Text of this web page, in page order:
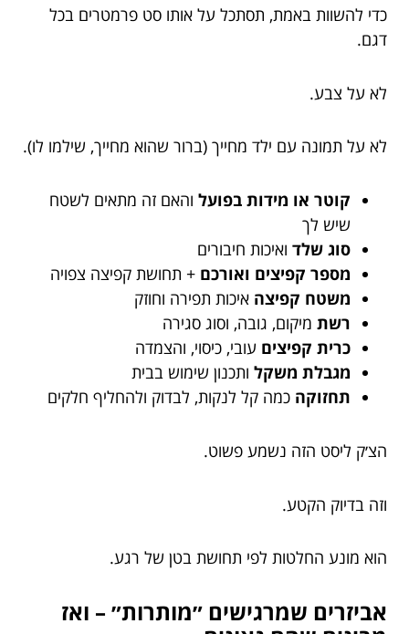
כדי להשוות באמת, תסתכל על אותו סט פרמטרים בכל
דגם.
לא על צבע.
לא על תמונה עם ילד מחייך (ברור שהוא מחייך, שילמו לו).
קוטר או מידות בפועל והאם זה מתאים לשטח
שיש לך
סוג שלד ואיכות חיבורים
מספר קפיצים ואורכם + תחושת קפיצה צפויה
משטח קפיצה איכות תפירה וחוזק
רשת מיקום, גובה, וסוג סגירה
כרית קפיצים עובי, כיסוי, והצמדה
מגבלת משקל ותכנון שימוש בבית
תחזוקה כמה קל לנקות, לבדוק ולהחליף חלקים
הצ׳ק ליסט הזה נשמע פשוט.
וזה בדיוק הקטע.
הוא מונע החלטות לפי תחושת בטן של רגע.
אביזרים שמרגישים ״מותרות״ – ואז